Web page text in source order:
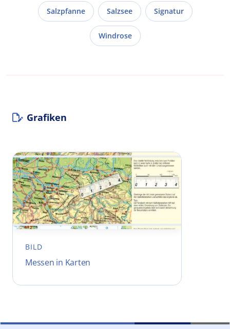
Salzpfanne Salzsee Signatur
Windrose
Grafiken
BILD
Messen in Karten